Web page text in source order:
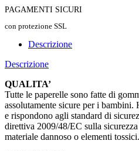
PAGAMENTI SICURI
con protezione SSL
Descrizione
Descrizione
QUALITA’
Tutte le paperelle sono fatte di
assolutamente sicure per i
e rispondono agli standard di
direttiva 2009/48/EC sulla
materiale dannoso o elementi tossici.